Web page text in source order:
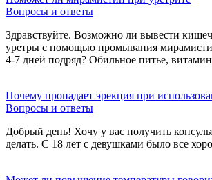
Вопросы и ответы
Здравствуйте. Возможно ли вывести
уретры с помощью промывания
4-7 дней подряд? Обильное питье,
Почему пропадает эрекция при
Вопросы и ответы
Добрый день! Хочу у вас получить
делать. С 18 лет с девушками было все